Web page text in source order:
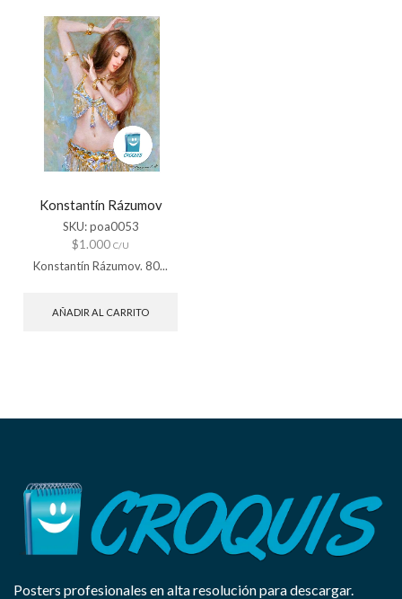
Konstantín Rázumov
SKU:poa0053
$1.000 C/U
Konstantín Rázumov. 80...
AÑADIR AL CARRITO
Posters profesionales en alta resolución para descargar.